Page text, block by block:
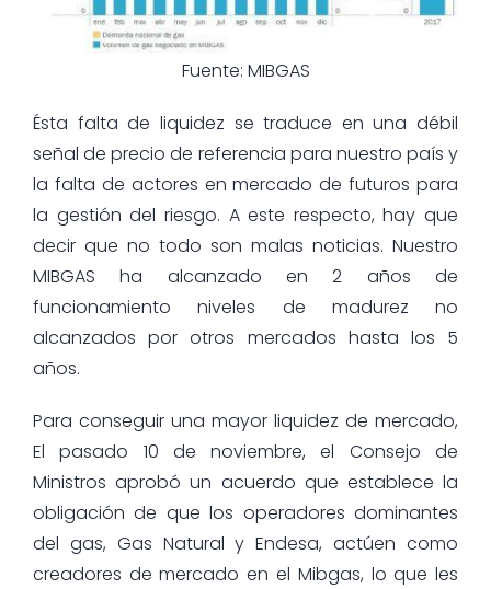
Fuente: MIBGAS
Ésta falta de liquidez se traduce en una débil
señal de precio de referencia para nuestro país y
la falta de actores en mercado de futuros para
la gestión del riesgo. A este respecto, hay que
decir que no todo son malas noticias. Nuestro
MIBGAS ha alcanzado en 2 años de
funcionamiento niveles de madurez no
alcanzados por otros mercados hasta los 5
años.
Para conseguir una mayor liquidez de mercado,
El pasado 10 de noviembre, el Consejo de
Ministros aprobó un acuerdo que establece la
obligación de que los operadores dominantes
del gas, Gas Natural y Endesa, actúen como
creadores de mercado en el Mibgas, lo que les